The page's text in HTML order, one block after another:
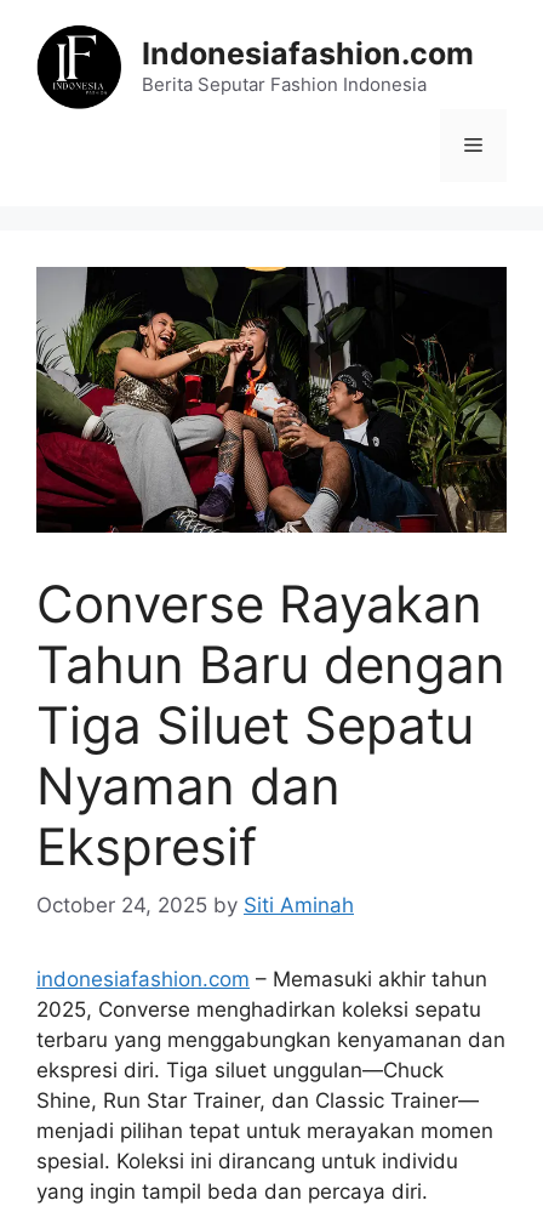
content
Indonesiafashion.com
Berita Seputar Fashion Indonesia
Menu
Converse Rayakan
Tahun Baru dengan
Tiga Siluet Sepatu
Nyaman dan
Ekspresif
October 24, 2025 by Siti Aminah
indonesiafashion.com – Memasuki akhir tahun
2025, Converse menghadirkan koleksi sepatu
terbaru yang menggabungkan kenyamanan dan
ekspresi diri. Tiga siluet unggulan—Chuck
Shine, Run Star Trainer, dan Classic Trainer—
menjadi pilihan tepat untuk merayakan momen
spesial. Koleksi ini dirancang untuk individu
yang ingin tampil beda dan percaya diri.